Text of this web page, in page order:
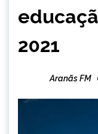
2021
Aranãs FM